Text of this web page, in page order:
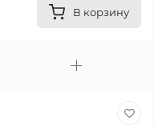
В корзину